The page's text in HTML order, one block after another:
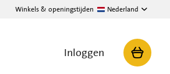
Winkels & openingstijden Nederland
Inloggen